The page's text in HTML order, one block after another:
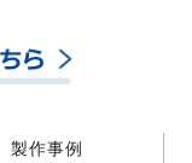
製作事例